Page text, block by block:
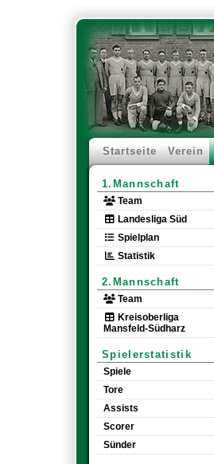
Startseite Verein
1.Mannschaft
Team
Landesliga Süd
Spielplan
Statistik
2.Mannschaft
Team
Kreisoberliga
Mansfeld-Südharz
Spielerstatistik
Spiele
Tore
Assists
Scorer
Sünder